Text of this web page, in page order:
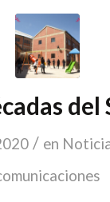
del
/ en